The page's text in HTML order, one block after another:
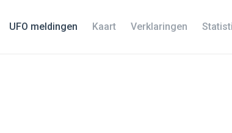
UFO meldingen Kaart Verklaringen